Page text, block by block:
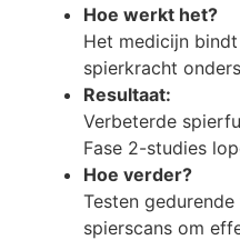
Hoe werkt het?
Het medicijn
spierkracht
Resultaat:
Verbeterde
Fase 2-studies
Hoe verder?
Testen
spierscans om